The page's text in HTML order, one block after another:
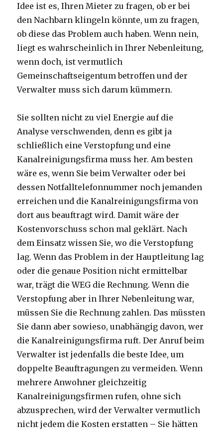
Idee ist es, Ihren Mieter zu fragen, ob er bei
den Nachbarn klingeln könnte, um zu fragen,
ob diese das Problem auch haben. Wenn nein,
liegt es wahrscheinlich in Ihrer Nebenleitung,
wenn doch, ist vermutlich
Gemeinschaftseigentum betroffen und der
Verwalter muss sich darum kümmern.
Sie sollten nicht zu viel Energie auf die
Analyse verschwenden, denn es gibt ja
schließlich eine Verstopfung und eine
Kanalreinigungsfirma muss her. Am besten
wäre es, wenn Sie beim Verwalter oder bei
dessen Notfalltelefonnummer noch jemanden
erreichen und die Kanalreinigungsfirma von
dort aus beauftragt wird. Damit wäre der
Kostenvorschuss schon mal geklärt. Nach
dem Einsatz wissen Sie, wo die Verstopfung
lag. Wenn das Problem in der Hauptleitung lag
oder die genaue Position nicht ermittelbar
war, trägt die WEG die Rechnung. Wenn die
Verstopfung aber in Ihrer Nebenleitung war,
müssen Sie die Rechnung zahlen. Das müssten
Sie dann aber sowieso, unabhängig davon, wer
die Kanalreinigungsfirma ruft. Der Anruf beim
Verwalter ist jedenfalls die beste Idee, um
doppelte Beauftragungen zu vermeiden. Wenn
mehrere Anwohner gleichzeitig
Kanalreinigungsfirmen rufen, ohne sich
abzusprechen, wird der Verwalter vermutlich
nicht jedem die Kosten erstatten – Sie hätten